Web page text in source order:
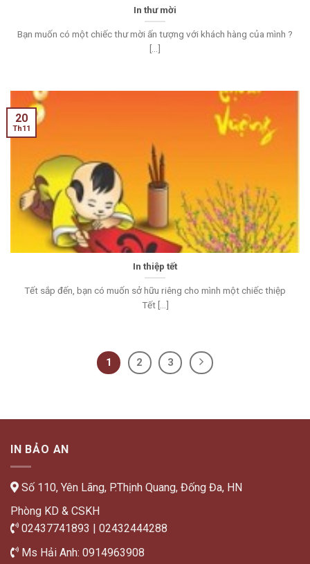
In thư mời
Bạn muốn có một chiếc thư mời ấn tượng với khách hàng của mình ?
[...]
In thiệp tết
Tết sắp đến, bạn có muốn sở hữu riêng cho mình một chiếc thiệp
Tết [...]
20
Th11
1 2 3
IN BẢO AN
Số 110, Yên Lãng, P.Thịnh Quang, Đống Đa, HN
Phòng KD & CSKH
02437741893 | 02432444288
Ms Hải Anh: 0914963908